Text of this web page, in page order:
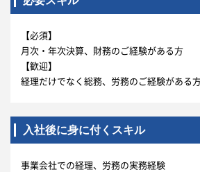
【必須】
月次・年次決算、財務のご経験がある方
【歓迎】
経理だけでなく総務、労務のご経験がある
入社後に身に付くスキル
事業会社での経理、労務の実務経験